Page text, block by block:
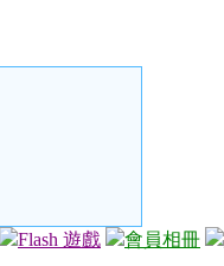
Flash 遊戲 會員相冊